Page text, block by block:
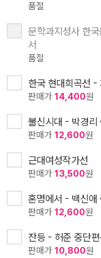
품절
문학과지성사 한
서
품절
한국 현대희곡선 -
판매가 14,400원
불신시대 - 박경리
판매가 12,600원
근대여성작가선
판매가 13,500원
혼명에서 - 백신애
판매가 12,600원
잔등 - 허준 중단
판매가 10,800원